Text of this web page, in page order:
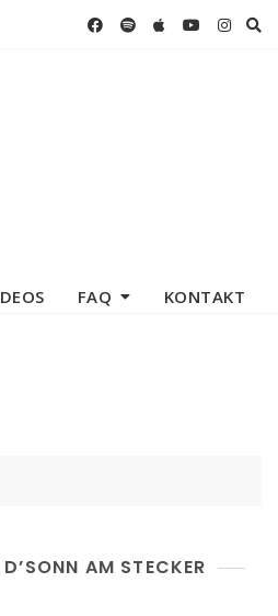
FAQ KONTAKT
AM STECKER